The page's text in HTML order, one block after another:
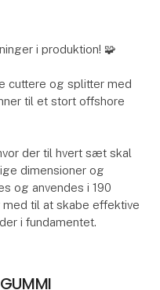
i produktion! 🧩
cuttere og splitter med
til et stort offshore
der til hvert sæt skal
dimensioner og
og anvendes i 190
med til at skabe effektive
i fundamentet.